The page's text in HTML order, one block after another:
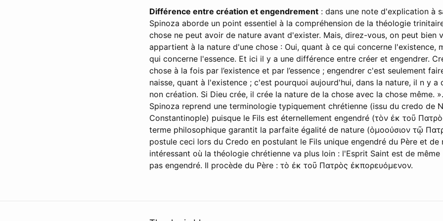
Différence entre création et engendrement : dans une note d'explication à
Spinoza aborde un point essentiel à la compréhension de la théologie
chose ne peut avoir de nature avant d'exister. Mais, direz-vous, on peut bien
appartient à la nature d'une chose : Oui, quant à ce qui concerne l'existence,
qui concerne l'essence. Et ici il y a une différence entre créer et engendrer.
chose à la fois par l’existence et par l’essence ; engendrer c'est seulement
naisse, quant à l'existence ; c'est pourquoi aujourd'hui, dans la nature, il n y a
non création. Si Dieu crée, il crée la nature de la chose avec la chose même.
Spinoza reprend une terminologie typiquement chrétienne (issu du credo de
Constantinople) puisque le Fils est éternellement engendré (τὸν ἐκ τοῦ
terme philosophique garantit la parfaite égalité de nature (ὁμοούσιον τῷ
postule ceci lors du Credo en postulant le Fils unique engendré du Père et de
intéressant où la théologie chrétienne va plus loin : l'Esprit Saint est de
pas engendré. Il procède du Père : τὸ ἐκ τοῦ Πατρὸς ἐκπορευόμενον.